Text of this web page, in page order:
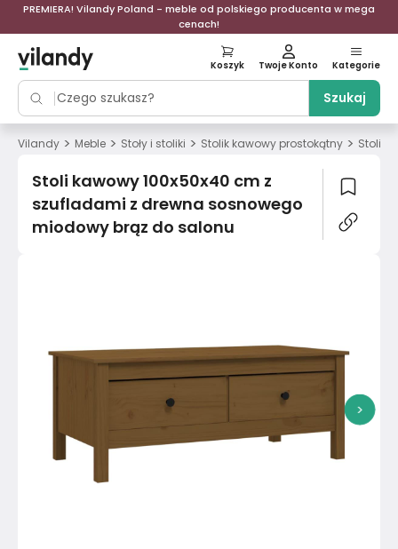
PREMIERA! Vilandy Poland - meble od polskiego producenta w mega
cenach!
Szukaj
Koszyk Twoje Konto Kategorie
Vilandy > Meble > Stoły i stoliki > Stolik kawowy prostokątny > Stoli
Stoli kawowy 100x50x40 cm z
szufladami z drewna sosnowego
miodowy brąz do salonu
>